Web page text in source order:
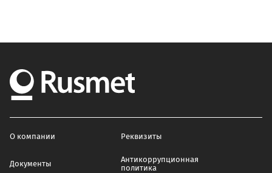
О компании Реквизиты
Документы
Антикоррупционная
политика